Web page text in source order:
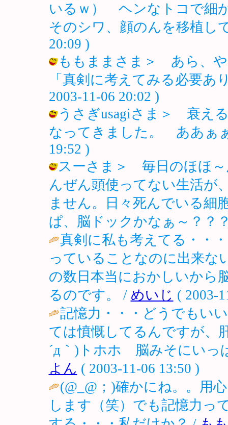
いるｗ） ヘンなトコで細
そのシワ、顔のんを移植し
20:09 )
ももままさま＞ あら、
「真剣に考えてみる必要
2003-11-06 20:02 )
うさぎusagiさま＞ 衰え
なってきました。 ああぁ
19:52 )
スーさま＞ 毎日のほほ
んぜん頭使ってない生活が
ません。日々死んでいる
ぱ、脳ドックかなぁ～？？
真剣に私も考えてる・・
っていることなのに出来な
の数日本当におかしいから
るのです。 / めいじ ( 2003-
記憶力・・・どうでもい
ては憤慨してるんですが、
´д｀)トホホ 脳みそにいっ
よん ( 2003-11-06 13:50 )
(@_@；)確かにね。。用
します（笑）でも記憶力っ